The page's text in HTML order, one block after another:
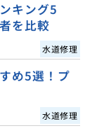
キング5
を比較
水道修理
め5選！プ
水道修理